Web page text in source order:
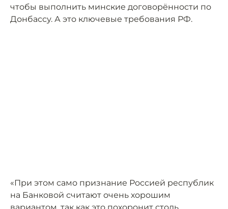
чтобы выполнить минские договорённости по
Донбассу. А это ключевые требования РФ.
«При этом само признание Россией республик
на Банковой считают очень хорошим